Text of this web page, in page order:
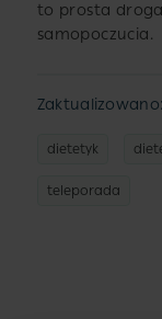
to prosta
samopoczucia.
Zaktualizowano:
dietetyk
teleporada